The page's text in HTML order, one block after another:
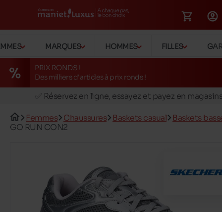
MARQUES HOMMES FILLES
PRIX RONDS !
Des milliers d'articles à prix ronds !
🚛 Livraison gratuite en magasins
✅ Réservez en ligne, essayez et payez en
🏪 28 magasins en Belgique et au Luxembourg
📦 Livraison à domicile gratuite dés 39€ d'achats
🔁 retours valables pendant 30 jours
Femmes Chaussures Baskets casual
Baskets
GO RUN CON2